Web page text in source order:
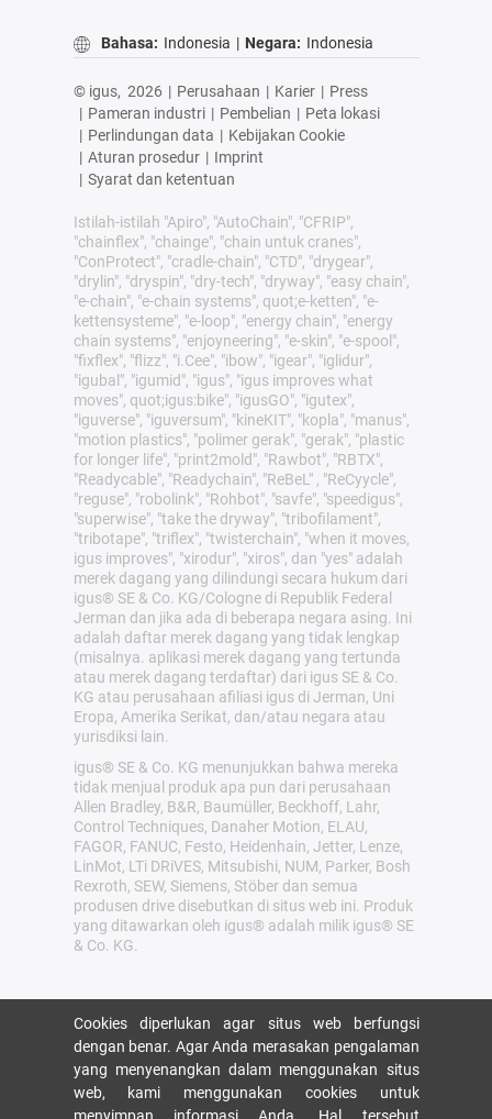
Bahasa: Indonesia | Negara: Indonesia
© igus, 2026 | Perusahaan | Karier | Press
| Pameran industri | Pembelian | Peta lokasi
| Perlindungan data | Kebijakan Cookie
| Aturan prosedur | Imprint
| Syarat dan ketentuan
Istilah-istilah "Apiro", "AutoChain", "CFRIP",
"chainflex", "chainge", "chain untuk cranes",
"ConProtect", "cradle-chain", "CTD", "drygear",
"drylin", "dryspin", "dry-tech", "dryway", "easy chain",
"e-chain", "e-chain systems", quot;e-ketten", "e-
kettensysteme", "e-loop", "energy chain", "energy
chain systems", "enjoyneering", "e-skin", "e-spool",
"fixflex", "flizz", "i.Cee", "ibow", "igear", "iglidur",
"igubal", "igumid", "igus", "igus improves what
moves", quot;igus:bike", "igusGO", "igutex",
"iguverse", "iguversum", "kineKIT", "kopla", "manus",
"motion plastics", "polimer gerak", "gerak", "plastic
for longer life", "print2mold", "Rawbot", "RBTX",
"Readycable", "Readychain", "ReBeL" , "ReCyycle",
"reguse", "robolink", "Rohbot", "savfe", "speedigus",
"superwise", "take the dryway", "tribofilament",
"tribotape", "triflex", "twisterchain", "when it moves,
igus improves", "xirodur", "xiros", dan "yes" adalah
merek dagang yang dilindungi secara hukum dari
igus® SE & Co. KG/Cologne di Republik Federal
Jerman dan jika ada di beberapa negara asing. Ini
adalah daftar merek dagang yang tidak lengkap
(misalnya. aplikasi merek dagang yang tertunda
atau merek dagang terdaftar) dari igus SE & Co.
KG atau perusahaan afiliasi igus di Jerman, Uni
Eropa, Amerika Serikat, dan/atau negara atau
yurisdiksi lain.
igus® SE & Co. KG menunjukkan bahwa mereka
tidak menjual produk apa pun dari perusahaan
Allen Bradley, B&R, Baumüller, Beckhoff, Lahr,
Control Techniques, Danaher Motion, ELAU,
FAGOR, FANUC, Festo, Heidenhain, Jetter, Lenze,
LinMot, LTi DRiVES, Mitsubishi, NUM, Parker, Bosh
Rexroth, SEW, Siemens, Stöber dan semua
produsen drive disebutkan di situs web ini. Produk
yang ditawarkan oleh igus® adalah milik igus® SE
& Co. KG.
Cookies diperlukan agar situs web berfungsi
dengan benar. Agar Anda merasakan pengalaman
yang menyenangkan dalam menggunakan situs
web, kami menggunakan cookies untuk
menyimpan informasi Anda. Hal tersebut